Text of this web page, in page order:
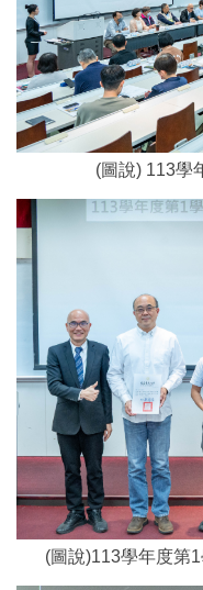
(圖說) 113學
(圖說)113學年度第